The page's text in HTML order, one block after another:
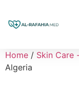
Home /
Algeria